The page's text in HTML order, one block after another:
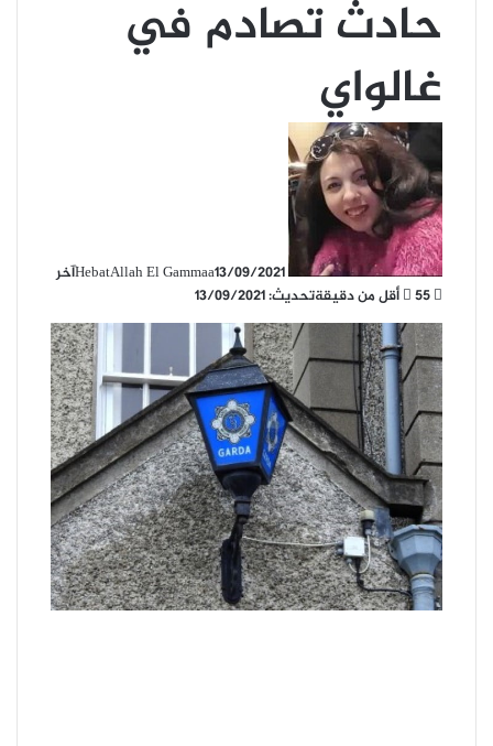
حادث تصادم في
غالواي
HebatAllah El Gammaa13/09/2021
آخر
تحديث: 13/09/2021أقل من دقيقة